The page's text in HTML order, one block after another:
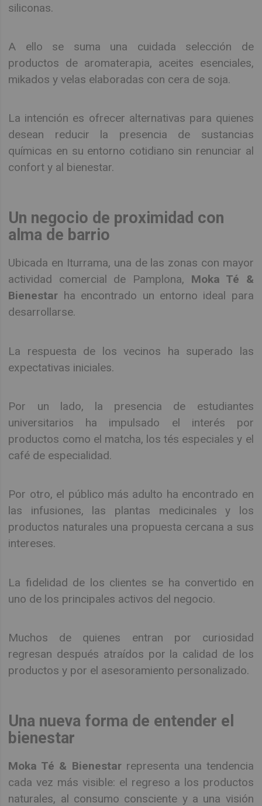
siliconas.
A ello se suma una cuidada selección de
productos de aromaterapia, aceites esenciales,
mikados y velas elaboradas con cera de soja.
La intención es ofrecer alternativas para quienes
desean reducir la presencia de sustancias
químicas en su entorno cotidiano sin renunciar al
confort y al bienestar.
Un negocio de proximidad con
alma de barrio
Ubicada en Iturrama, una de las zonas con mayor
actividad comercial de Pamplona, Moka Té &
Bienestar ha encontrado un entorno ideal para
desarrollarse.
La respuesta de los vecinos ha superado las
expectativas iniciales.
Por un lado, la presencia de estudiantes
universitarios ha impulsado el interés por
productos como el matcha, los tés especiales y el
café de especialidad.
Por otro, el público más adulto ha encontrado en
las infusiones, las plantas medicinales y los
productos naturales una propuesta cercana a sus
intereses.
La fidelidad de los clientes se ha convertido en
uno de los principales activos del negocio.
Muchos de quienes entran por curiosidad
regresan después atraídos por la calidad de los
productos y por el asesoramiento personalizado.
Una nueva forma de entender el
bienestar
Moka Té & Bienestarrepresenta una tendencia
cada vez más visible: el regreso a los productos
naturales, al consumo consciente y a una visión